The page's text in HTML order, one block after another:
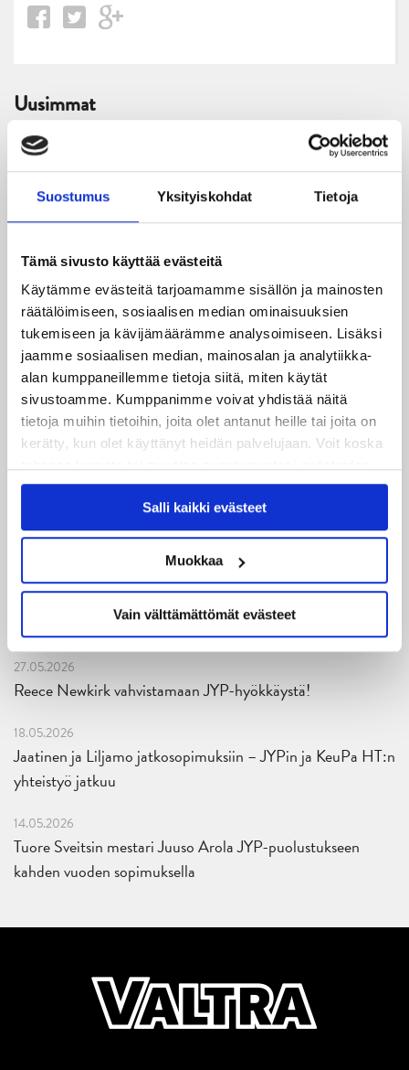
Suostumus Yksityiskohdat Tietoja
Tämä sivusto käyttää evästeitä
Käytämme evästeitä tarjoamamme sisällön ja mainosten
räätälöimiseen, sosiaalisen median ominaisuuksien
tukemiseen ja kävijämäärämme analysoimiseen. Lisäksi
jaamme sosiaalisen median, mainosalan ja analytiikka-
alan kumppaneillemme tietoja siitä, miten käytät
sivustoamme. Kumppanimme voivat yhdistää näitä
tietoja muihin tietoihin, joita olet antanut heille tai joita on
kerätty, kun olet käyttänyt heidän palvelujaan. Voit koska
käytöstäEvästeet-sivultamme.
Salli kaikki evästeet
Muokkaa
Vain välttämättömät evästeet
Uusimmat
06.08.2026
JYPin kausi käyntiin Tampere Cupista!
05.08.2026
04.08.2026
Joukkueen yhteisharjoitukset ovat alkaneet – ensimmäinen
mittari luvassa jo heti viikonloppuna Tampere Cupissa!
29.07.2026
JYPin harjoitusottelut tulevalle 2026-2027 kaudelle on
julkaistu!
27.07.2026
Ruotsalaishyökkääjä Arvid Costmar JYPiin
25.06.2026
JYP ja Secto Rally Finland yhteistyöhön
Liiga-kauden 2026-2027 otteluohjelma on julkaistu!
27.05.2026
Reece Newkirk vahvistamaan JYP-hyökkäystä!
18.05.2026
Jaatinen ja Liljamo jatkosopimuksiin – JYPin ja KeuPa HT:n
yhteistyö jatkuu
14.05.2026
Tuore Sveitsin mestari Juuso Arola JYP-puolustukseen
kahden vuoden sopimuksella